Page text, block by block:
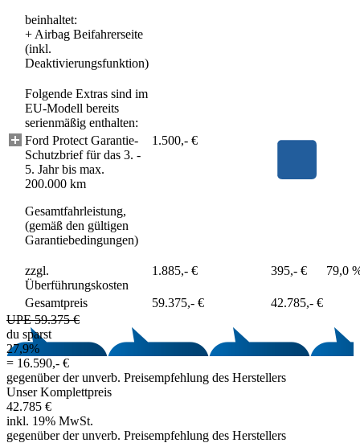
beinhaltet:
+ Airbag Beifahrerseite
(inkl.
Deaktivierungsfunktion)
Folgende Extras sind im
EU-Modell bereits
serienmäßig enthalten:
Ford Protect Garantie-
Schutzbrief für das 3. -
5. Jahr bis max.
200.000 km
Gesamtfahrleistung,
(gemäß den gültigen
Garantiebedingungen)
1.500,- €
zzgl.
Überführungskosten
1.885,- € 395,- € 79,0
Gesamtpreis 59.375,- €
42.785,- €
UPE 59.375 €
du sparst
27,9%
= 16.590,- €
gegenüber der unverb. Preisempfehlung des Herstellers
Unser Komplettpreis
42.785 €
inkl. 19% MwSt.
gegenüber der unverb. Preisempfehlung des Herstellers